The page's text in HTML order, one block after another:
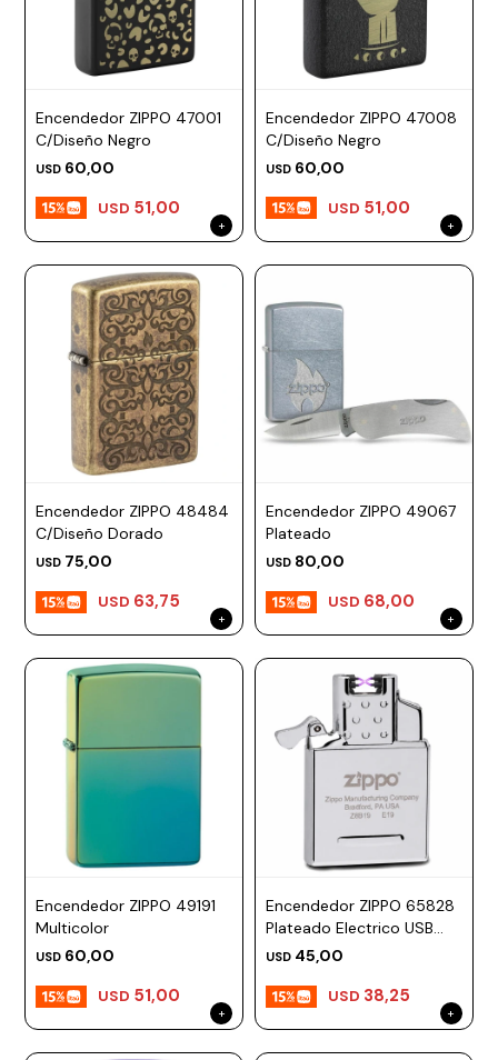
Encendedor ZIPPO 47001
C/Diseño Negro
USD 60,00
USD 51,00
Encendedor ZIPPO 47008
C/Diseño Negro
USD 60,00
USD 51,00
Encendedor ZIPPO 48484
C/Diseño Dorado
USD 75,00
USD 63,75
Encendedor ZIPPO 49067
Plateado
USD 80,00
USD 68,00
Encendedor ZIPPO 49191
Multicolor
USD 60,00
USD 51,00
Encendedor ZIPPO 65828
Plateado Electrico USB
Recargable
USD 45,00
USD 38,25